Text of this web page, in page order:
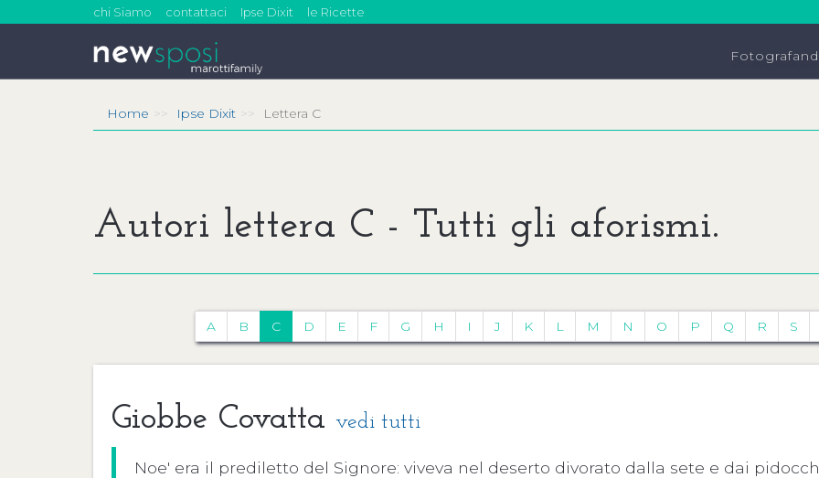
chi Siamo contattaci Ipse Dixit le Ricette
Home Ipse Dixit Lettera C
Autori lettera C - Tutti gli aforismi.
A B C D E F G H I J K L M N O P Q R S
Giobbe Covatta vedi tutti
Noe' era il prediletto del Signore: viveva nel deserto divorato dalla sete e dai